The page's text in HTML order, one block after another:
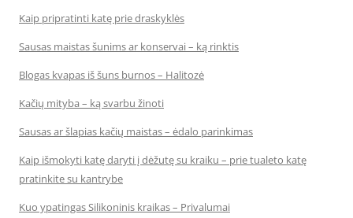
Kaip pripratinti katę prie draskyklės
Sausas maistas šunims ar konservai – ką rinktis
Blogas kvapas iš šuns burnos – Halitozė
Kačių mityba – ką svarbu žinoti
Sausas ar šlapias kačių maistas – ėdalo parinkimas
Kaip išmokyti katę daryti į dėžutę su kraiku – prie tualeto katę
pratinkite su kantrybe
Kuo ypatingas Silikoninis kraikas – Privalumai